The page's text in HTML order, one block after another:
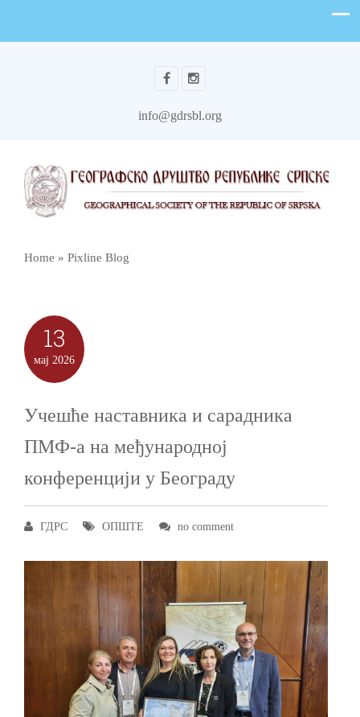
info@gdrsbl.org
Home » Pixline Blog
13
мај 2026
Учешће наставника и сарадника
ПМФ-а на међународној
конференцији у Београду
ГДРС ОПШТЕ no comment